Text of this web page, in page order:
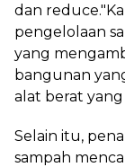
dan
pengelolaan
yang
bangunan
alat berat yang
Selain itu,
sampah